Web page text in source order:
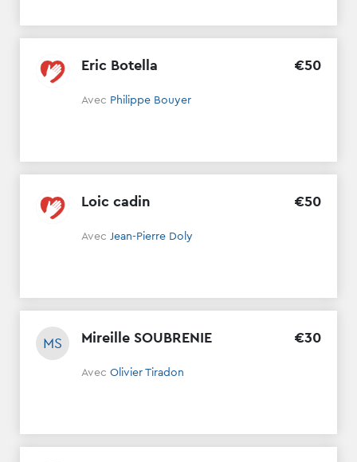
Eric Botella €50
Avec Philippe Bouyer
Loic cadin €50
Avec Jean-Pierre Doly
MS Mireille SOUBRENIE €30
Avec Olivier Tiradon